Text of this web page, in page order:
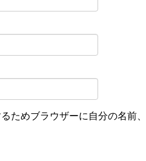
ためブラウザーに自分の名前